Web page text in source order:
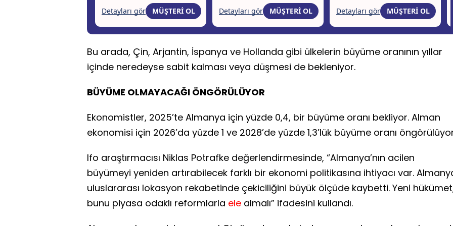
Bu arada, Çin, Arjantin, İspanya ve Hollanda gibi ülkelerin büyüme oranının yıllar
içinde neredeyse sabit kalması veya düşmesi de bekleniyor.
BÜYÜME OLMAYACAĞI ÖNGÖRÜLÜYOR
Ekonomistler, 2025’te Almanya için yüzde 0,4, bir büyüme oranı bekliyor. Alman
ekonomisi için 2026’da yüzde 1 ve 2028’de yüzde 1,3’lük büyüme oranı
Ifo araştırmacısı Niklas Potrafke değerlendirmesinde, “Almanya’nın acilen
büyümeyi yeniden artırabilecek farklı bir ekonomi politikasına ihtiyacı var.
uluslararası lokasyon rekabetinde çekiciliğini büyük ölçüde kaybetti. Yeni
bunu piyasa odaklı reformlarla ele almalı” ifadesini kullandı.